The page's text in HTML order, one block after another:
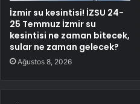
İzmir su kesintisi! İZSU 24-
25 Temmuz İzmir su
kesintisi ne zaman bitecek,
sular ne zaman gelecek?
Ağustos 8, 2026